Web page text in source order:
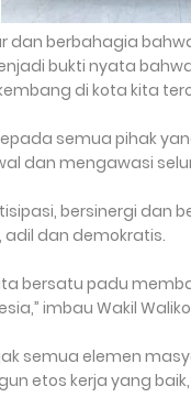
dan berbahagia
bukti nyata
di kota kita
semua pihak
dan mengawasi
bersinergi dan
adil dan demokratis.
bersatu padu
imbau Wakil
semua elemen
etos kerja yang